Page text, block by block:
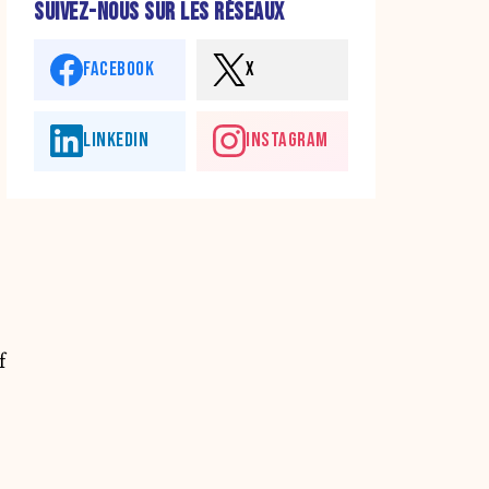
SUIVEZ-NOUS SUR LES RÉSEAUX
FACEBOOK X
LINKEDIN INSTAGRAM